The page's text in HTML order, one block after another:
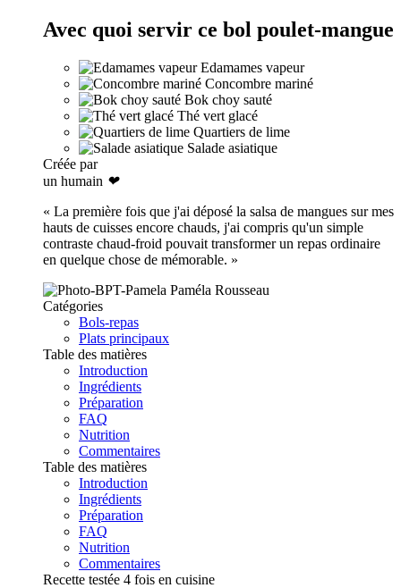
Avec quoi servir ce bol poulet-mangue
Edamames vapeur
Concombre mariné
Bok choy sauté
Thé vert glacé
Quartiers de lime
Salade asiatique
Créée par
un humain ❤
« La première fois que j'ai déposé la salsa de mangues sur mes
hauts de cuisses encore chauds, j'ai compris qu'un simple
contraste chaud-froid pouvait transformer un repas ordinaire
en quelque chose de mémorable. »
Paméla Rousseau
Catégories
Bols-repas
Plats principaux
Table des matières
Introduction
Ingrédients
Préparation
FAQ
Nutrition
Commentaires
Table des matières
Introduction
Ingrédients
Préparation
FAQ
Nutrition
Commentaires
Recette testée 4 fois en cuisine